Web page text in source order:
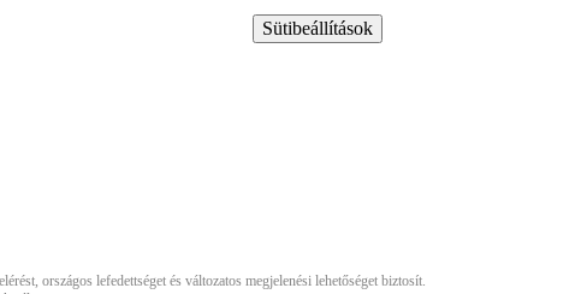
Sütibeállítások
országos lefedettséget és változatos megjelenési lehetőséget biztosít.